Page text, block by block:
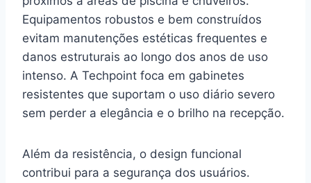
Equipamentos robustos e bem construídos
evitam manutenções estéticas frequentes e
danos estruturais ao longo dos anos de uso
intenso. A Techpoint foca em gabinetes
resistentes que suportam o uso diário severo
sem perder a elegância e o brilho na recepção.
Além da resistência, o design funcional
contribui para a segurança dos usuários.